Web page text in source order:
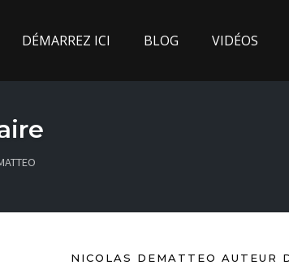
DÉMARREZ ICI BLOG VIDÉOS
NICOLAS DEMATTEO AUTEUR